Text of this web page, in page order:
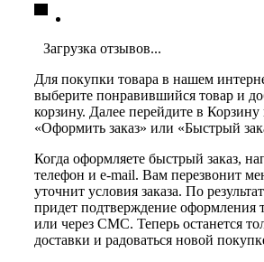
Загрузка отзывов...
Для покупки товара в нашем
выберите понравившийся товар и
корзину. Далее перейдите в
«Оформить заказ» или «Быстрый
Когда оформляете быстрый заказ,
телефон и e-mail. Вам перезвонит
уточнит условия заказа. По
придет подтверждение оформления
или через СМС. Теперь останется
доставки и радоваться новой